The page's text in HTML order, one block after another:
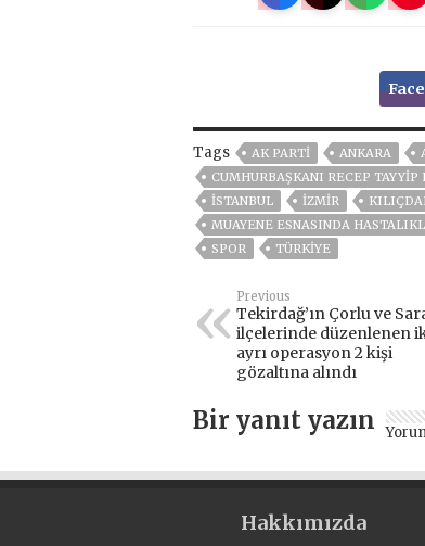
Tags AK PARTİ ANKARA
CUMHURBAŞKANI RECEP TAYYIP
ISTANBUL
İZMIR
MUAYENE ESNASINDA
SPOR
TÜRKİYE
Previous
Tekirdağ’ın Çorlu ve
ilçelerinde düzenlenen
ayrı operasyon 2 kişi
gözaltına alındı
Bir yanıt yazın
Hakkımızda